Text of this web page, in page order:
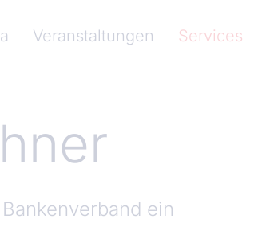
Veranstaltungen Services
ein